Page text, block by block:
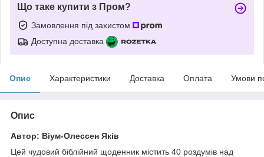
Що таке купити з Пром?
Замовлення під захистом
Доступна доставка
Опис Характеристики Доставка Оплата Умови
Опис
Автор: Віум-Олессен Яків
Цей чудовий біблійний щоденник містить 40 роздумів над